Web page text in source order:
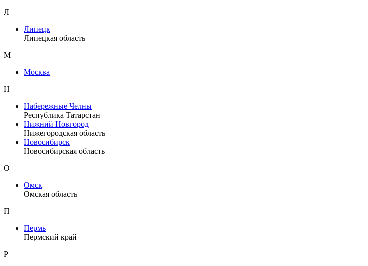
Л
Липецк
Липецкая область
М
Москва
Н
Набережные Челны
Республика Татарстан
Нижний Новгород
Нижегородская область
Новосибирск
Новосибирская область
О
Омск
Омская область
П
Пермь
Пермский край
Р